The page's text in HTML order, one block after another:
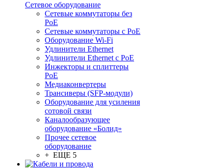
Сетевое оборудование
Сетевые коммутаторы без
PoE
Сетевые коммутаторы с PoE
Оборудование Wi-Fi
Удлинители Ethernet
Удлинители Ethernet с PoE
Инжекторы и сплиттеры
PoE
Медиаконвертеры
Трансиверы (SFP-модули)
Оборудование для усиления
сотовой связи
Каналообразующее
оборудование «Болид»
Прочее сетевое
оборудование
+ ЕЩЕ 5